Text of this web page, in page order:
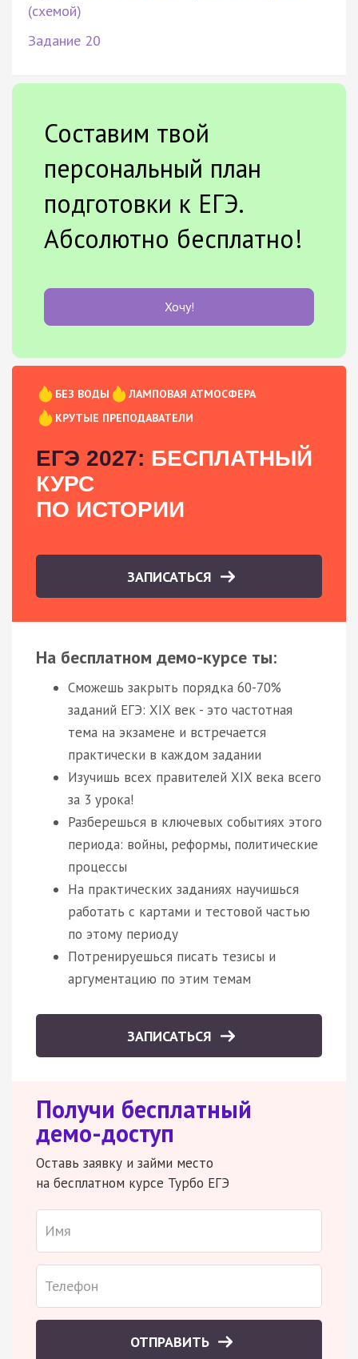
(схемой)
Задание 20
Составим твой
персональный план
подготовки к ЕГЭ.
Абсолютно бесплатно!
Хочу!
БЕЗ ВОДЫ
ЛАМПОВАЯ АТМОСФЕРА
КРУТЫЕ ПРЕПОДАВАТЕЛИ
ЕГЭ 2027: БЕСПЛАТНЫЙ
КУРС
ПО ИСТОРИИ
ЗАПИСАТЬСЯ
На бесплатном демо-курсе ты:
Сможешь закрыть порядка 60-70%
заданий ЕГЭ: XIX век - это частотная
тема на экзамене и встречается
практически в каждом задании
Изучишь всех правителей XIX века всего
за 3 урока!
Разберешься в ключевых событиях этого
периода: войны, реформы, политические
процессы
На практических заданиях научишься
работать с картами и тестовой частью
по этому периоду
Потренируешься писать тезисы и
аргументацию по этим темам
ЗАПИСАТЬСЯ
Получи бесплатный
демо-доступ
Оставь заявку и займи место
на бесплатном курсе Турбо ЕГЭ
ОТПРАВИТЬ